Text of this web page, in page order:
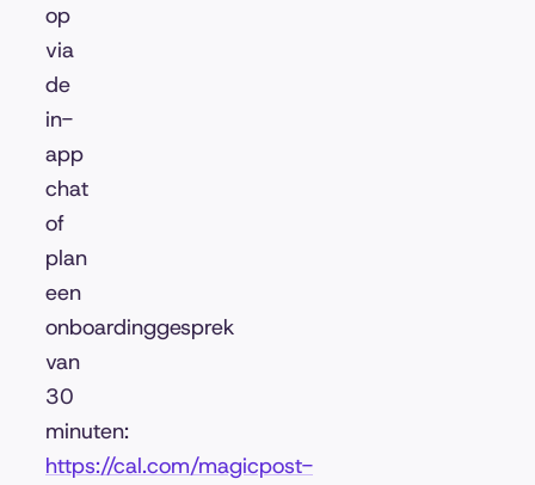
op
via
de
in-
app
chat
of
plan
een
onboardinggesprek
van
30
minuten:
https://cal.com/magicpost-